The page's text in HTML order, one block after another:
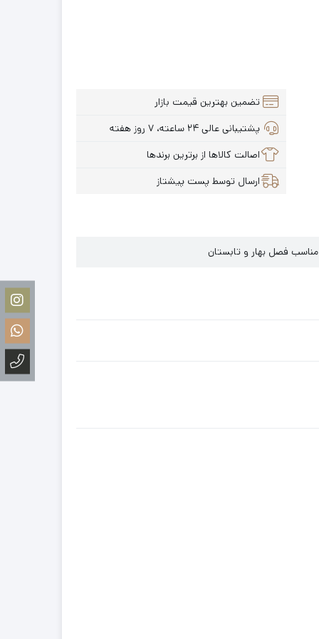
تضمین بهترین قیمت بازار
پشتیبانی عالی ۲۴ ساعته، ۷ روز هفته
اصالت کالاها از برترین برندها
ارسال توسط پست پیشتاز